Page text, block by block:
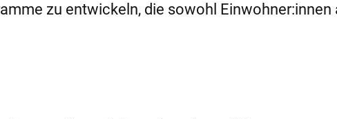
zu entwickeln, die sowohl Einwohner:innen